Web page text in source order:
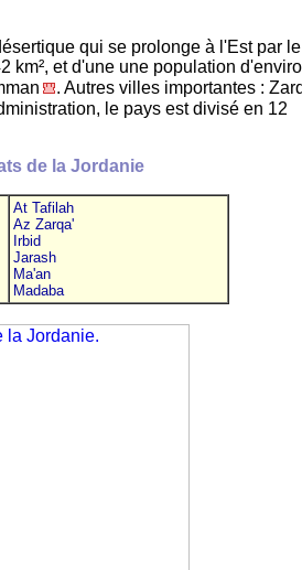
qui se prolonge à l'Est par le
km², et d'une une population
. Autres villes importantes :
le pays est divisé en 12
de la Jordanie
At Tafilah
Az Zarqa'
Irbid
Jarash
Ma'an
Madaba